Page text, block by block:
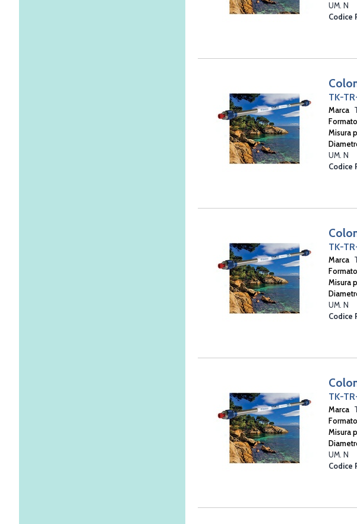
UM. N
Codice
TK-
Marca
Formato
Misura
UM. N
Codice
TK-
Marca
Formato
Misura
UM. N
Codice
TK-
Marca
Formato
Misura
UM. N
Codice